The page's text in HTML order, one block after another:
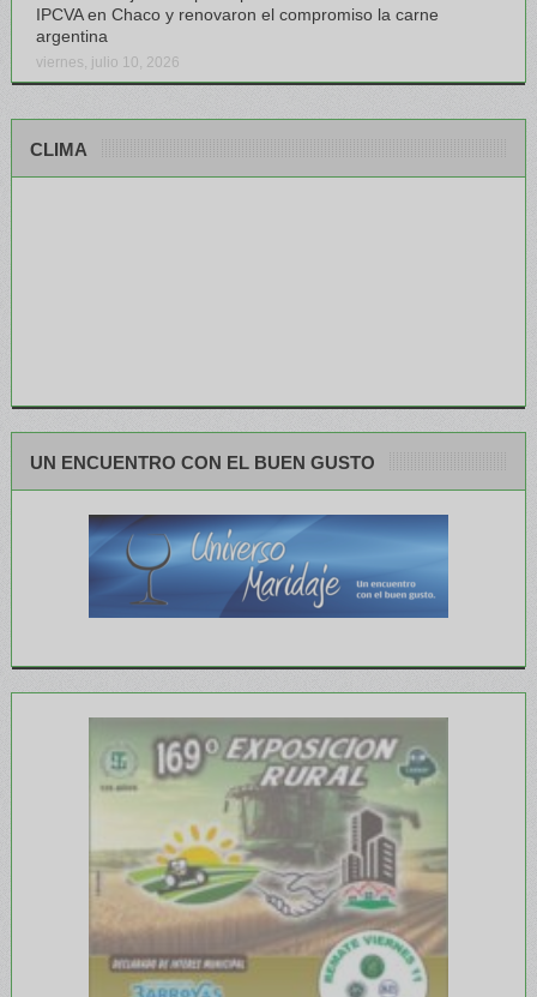
IPCVA en Chaco y renovaron el compromiso la carne
argentina
viernes, julio 10, 2026
CLIMA
UN ENCUENTRO CON EL BUEN GUSTO